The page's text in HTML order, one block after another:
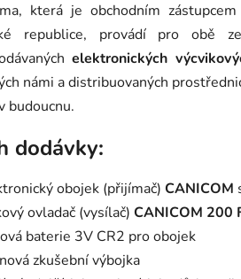
která je obchodním zástupcem
republice, provádí pro obě
elektronických
námi a distribuovaných
budoucnu.
dodávky:
obojek (přijímač) CANICOM
ovladač (vysílač) CANICOM 200
baterie 3V CR2 pro obojek
zkušební výbojka